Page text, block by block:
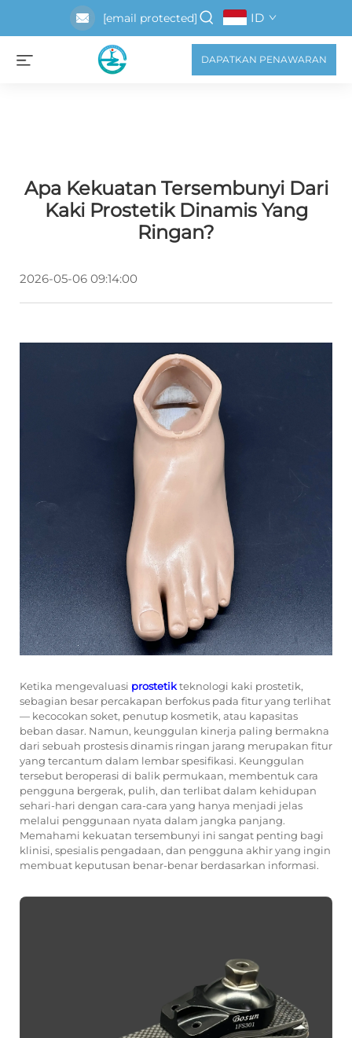
[email protected] ID
DAPATKAN PENAWARAN
Apa Kekuatan Tersembunyi Dari
Kaki Prostetik Dinamis Yang
Ringan?
2026-05-06 09:14:00
Ketika mengevaluasi prostetikteknologi kaki prostetik,
sebagian besar percakapan berfokus pada fitur yang terlihat
— kecocokan soket, penutup kosmetik, atau kapasitas
beban dasar. Namun, keunggulan kinerja paling bermakna
dari sebuah prostesis dinamis ringan jarang merupakan fitur
yang tercantum dalam lembar spesifikasi. Keunggulan
tersebut beroperasi di balik permukaan, membentuk cara
pengguna bergerak, pulih, dan terlibat dalam kehidupan
sehari-hari dengan cara-cara yang hanya menjadi jelas
melalui penggunaan nyata dalam jangka panjang.
Memahami kekuatan tersembunyi ini sangat penting bagi
klinisi, spesialis pengadaan, dan pengguna akhir yang ingin
membuat keputusan benar-benar berdasarkan informasi.